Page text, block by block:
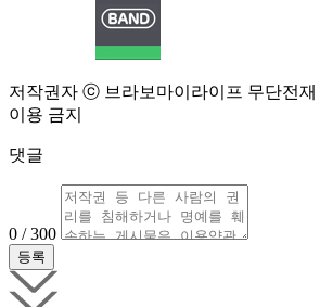
저작권자 ⓒ 브라보마이라이프 무단전
이용 금지
댓글
0 / 300